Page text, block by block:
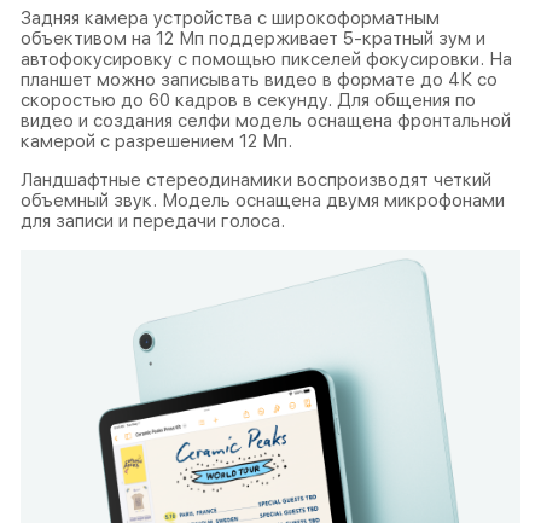
Задняя камера устройства с широкоформатным
объективом на 12 Мп поддерживает 5-кратный зум и
автофокусировку с помощью пикселей фокусировки. На
планшет можно записывать видео в формате до 4К со
скоростью до 60 кадров в секунду. Для общения по
видео и создания селфи модель оснащена фронтальной
камерой с разрешением 12 Мп.
Ландшафтные стереодинамики воспроизводят четкий
объемный звук. Модель оснащена двумя микрофонами
для записи и передачи голоса.